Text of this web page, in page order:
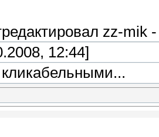
zz-mik
12:44]